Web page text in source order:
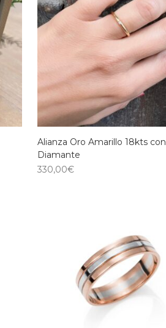
Alianza Oro Amarillo 18kts con
Diamante
330,00€